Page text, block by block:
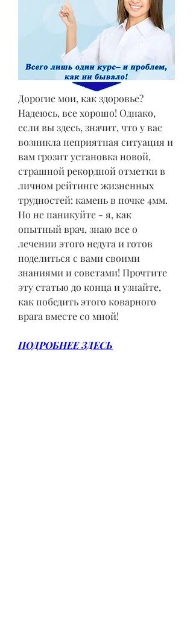
Дорогие мои, как здоровье?
Надеюсь, все хорошо! Однако,
если вы здесь, значит, что у вас
возникла неприятная ситуация и
вам грозит установка новой,
страшной рекордной отметки в
личном рейтинге жизненных
трудностей: камень в почке 4мм.
Но не паникуйте - я, как
опытный врач, знаю все о
лечении этого недуга и готов
поделиться с вами своими
знаниями и советами! Прочтите
эту статью до конца и узнайте,
как победить этого коварного
врага вместе со мной!
ПОДРОБНЕЕ ЗДЕСЬ